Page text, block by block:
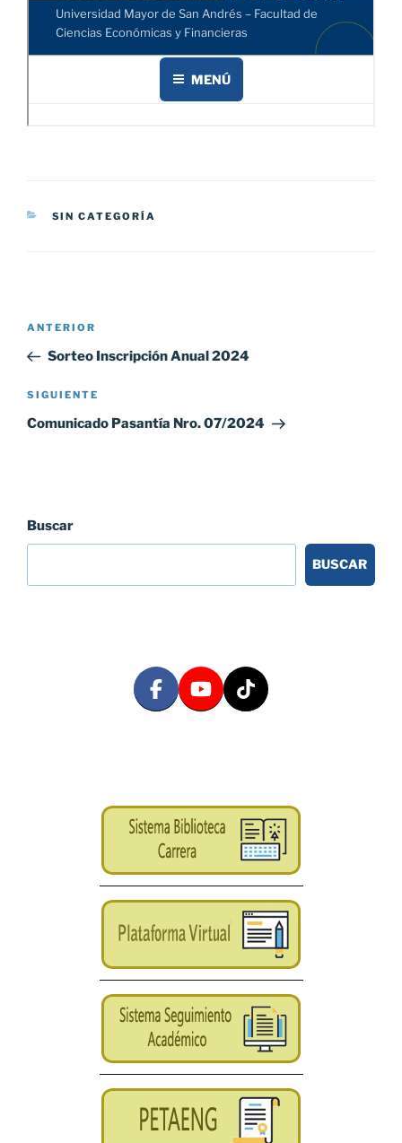
CATEGORÍAS
SIN CATEGORÍA
Navegación
entradas
Entrada
anterior:
ANTERIOR
Sorteo Inscripción Anual 2024
Siguiente
entrada
SIGUIENTE
Comunicado Pasantía Nro. 07/2024
Buscar
BUSCAR